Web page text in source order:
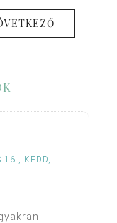
16., KEDD,